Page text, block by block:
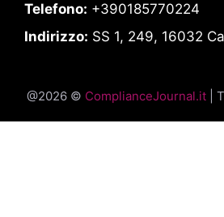
Telefono: +390185770224
Indirizzo: SS 1, 249, 16032
@2026 © ComplianceJournal.it |